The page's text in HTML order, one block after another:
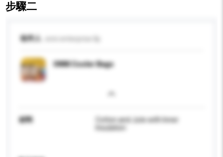
步驟二
收件人
ONNI Cooler Bags
材料
Cotton and Jute with Inner
Insulation